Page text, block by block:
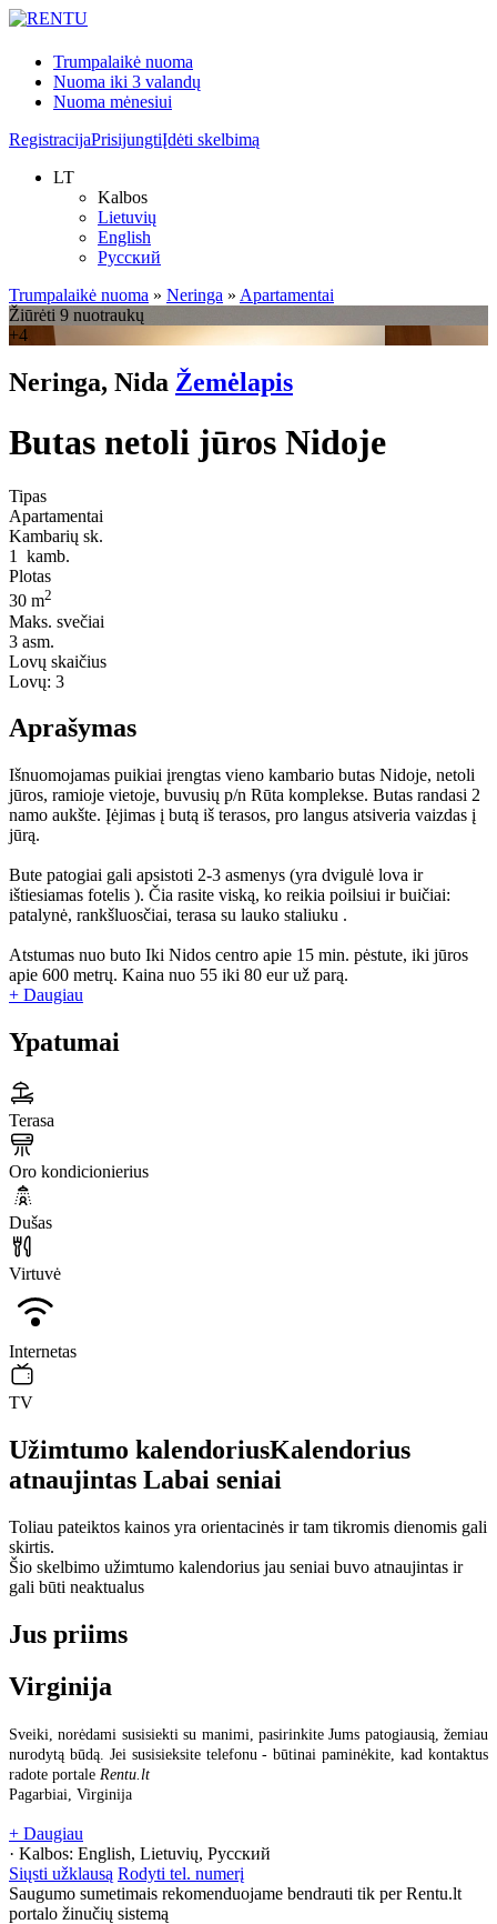
Trumpalaikė nuoma
Nuoma iki 3 valandų
Nuoma mėnesiui
RegistracijaPrisijungtiĮdėti skelbimą
LT
Kalbos
Lietuvių
English
Русский
Trumpalaikė nuoma » Neringa » Apartamentai
Žiūrėti 9 nuotraukų
+4
Neringa, Nida Žemėlapis
Butas netoli jūros Nidoje
Tipas
Apartamentai
Kambarių sk.
1
kamb.
Plotas
30 m2
Maks. svečiai
3 asm.
Lovų skaičius
Lovų: 3
Aprašymas
Išnuomojamas puikiai įrengtas vieno kambario butas Nidoje, netoli
jūros, ramioje vietoje, buvusių p/n Rūta komplekse. Butas randasi 2
namo aukšte. Įėjimas į butą iš terasos, pro langus atsiveria vaizdas į
jūrą.
Bute patogiai gali apsistoti 2-3 asmenys (yra dvigulė lova ir
ištiesiamas fotelis ). Čia rasite viską, ko reikia poilsiui ir buičiai:
patalynė, rankšluosčiai, terasa su lauko staliuku .
Atstumas nuo buto Iki Nidos centro apie 15 min. pėstute, iki jūros
apie 600 metrų. Kaina nuo 55 iki 80 eur už parą.
+ Daugiau
Ypatumai
Terasa
Oro kondicionierius
Dušas
Virtuvė
Internetas
TV
Užimtumo kalendoriusKalendorius
atnaujintas Labai seniai
Toliau pateiktos kainos yra orientacinės ir tam tikromis dienomis gali
skirtis.
Šio skelbimo užimtumo kalendorius jau seniai buvo atnaujintas ir
gali būti neaktualus
Jus priims
Virginija
Sveiki, norėdami susisiekti su manimi, pasirinkite Jums patogiausią, žemiau
nurodytą būdą. Jei susisieksite telefonu - būtinai paminėkite, kad kontaktus
radote portale Rentu.lt
Pagarbiai, Virginija
+ Daugiau
· Kalbos: English, Lietuvių, Русский
Siųsti užklausą Rodyti tel. numerį
Saugumo sumetimais rekomenduojame bendrauti tik per Rentu.lt
portalo žinučių sistemą